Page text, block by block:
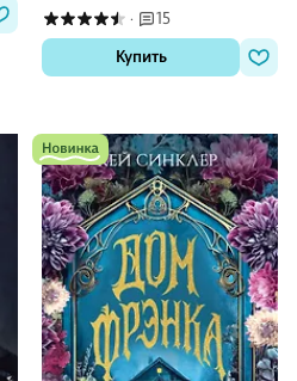
·
15
Купить